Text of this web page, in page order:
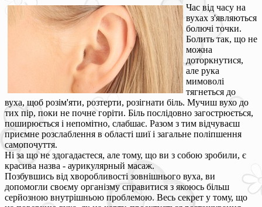
Час від часу на
вухах з'являються
болючі точки.
Болить так, що не
можна
доторкнутися,
але рука
мимоволі
тягнеться до
вуха, щоб розім'яти, розтерти, розігнати біль. Мучиш вухо до
тих пір, поки не почне горіти. Біль послідовно загострюється,
поширюється і непомітно, слабшає. Разом з тим відчуваєш
приємне розслаблення в області шиї і загальне поліпшення
самопочуття.
Ні за що не здогадаєтеся, але тому, що ви з собою зробили, є
красива назва - аурикулярный масаж.
Позбувшись від хворобливості зовнішнього вуха, ви
допомогли своєму організму справитися з якоюсь більш
серйозною внутрішньою проблемою. Весь секрет у тому, що